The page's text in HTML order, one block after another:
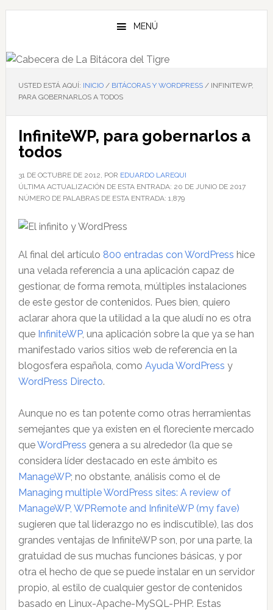
Saltar
principal
Saltar
barra
principal
Saltar
de
MENÚ
USTED ESTÁ AQUÍ: INICIO / BITÁCORAS Y WORDPRESS /INFINITEWP,
PARA GOBERNARLOS A TODOS
InfiniteWP, para gobernarlos a
todos
31 DE OCTUBRE DE 2012, POR EDUARDO LAREQUI
ÚLTIMA ACTUALIZACIÓN DE ESTA ENTRADA: 20 DE JUNIO DE 2017
NÚMERO DE PALABRAS DE ESTA ENTRADA: 1,879
Al final del artículo 800 entradas con WordPress hice
una velada referencia a una aplicación capaz de
gestionar, de forma remota, múltiples instalaciones
de este gestor de contenidos. Pues bien, quiero
aclarar ahora que la utilidad a la que aludí no es otra
que InfiniteWP, una aplicación sobre la que ya se han
manifestado varios sitios web de referencia en la
blogosfera española, como Ayuda WordPress y
WordPress Directo.
Aunque no es tan potente como otras herramientas
semejantes que ya existen en el floreciente mercado
queWordPress genera a su alrededor (la que se
considera líder destacado en este ámbito es
ManageWP; no obstante, análisis como el de
Managing multiple WordPress sites: A review of
ManageWP, WPRemote and InfiniteWP (my fave)
sugieren que tal liderazgo no es indiscutible), las dos
grandes ventajas de InfiniteWP son, por una parte, la
gratuidad de sus muchas funciones básicas, y por
otra el hecho de que se puede instalar en un servidor
propio, al estilo de cualquier gestor de contenidos
basado en Linux-Apache-MySQL-PHP. Estas